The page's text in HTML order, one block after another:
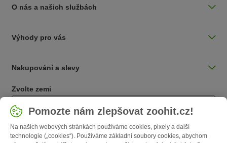
O nás a našich službách
Výhody pro vás
Nakupování a slevy
Zvolte zemi
Česká / CZ
Follow zooplus
Pomozte nám zlepšovat zoohit.cz!
Na našich webových stránkách používáme cookies, pixely a další
technologie („cookies“). Používáme základní soubory cookies, abychom